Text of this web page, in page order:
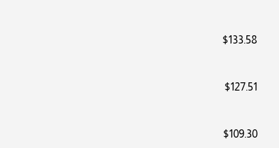
$133.58
$127.51
$109.30